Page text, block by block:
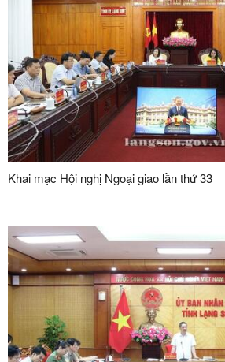
Khai mạc Hội nghị Ngoại giao lần thứ 33